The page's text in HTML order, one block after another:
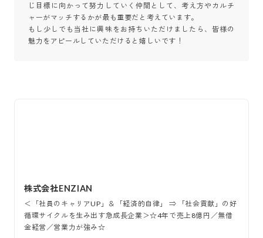
じ目標に向かって努力していく仲間として、考え方やカルチ
ャーがマッチするかが最も重要だと考えています。
もし少しでも当社に興味をお持ちいただけましたら、皆様の
魅力をアピールしていただけると嬉しいです！
株式会社ENZIAN
＜「社員のキャリアUP」＆「経済的自律」 ⇒ 「社会貢献」の好
循環サイクルを生み出す急成長企業＞☆4年で売上8億円／無借
金経営／営業力が強み☆